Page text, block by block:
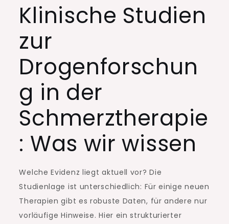
Klinische Studien
zur
Drogenforschun
g in der
Schmerztherapie
: Was wir wissen
Welche Evidenz liegt aktuell vor? Die
Studienlage ist unterschiedlich: Für einige neuen
Therapien gibt es robuste Daten, für andere nur
vorläufige Hinweise. Hier ein strukturierter